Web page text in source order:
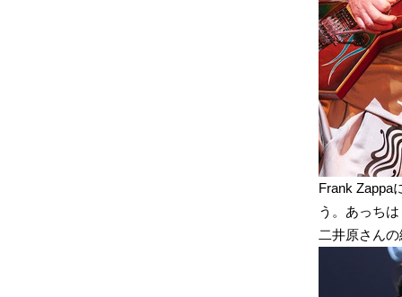
Frank Zappa
う。あっち
二井原さん